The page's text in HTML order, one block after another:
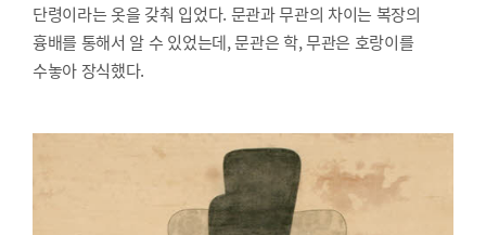
단령이라는 옷을 갖춰 입었다. 문관과 무관의 차이는 복장의
흉배를 통해서 알 수 있었는데, 문관은 학, 무관은 호랑이를
수놓아 장식했다.